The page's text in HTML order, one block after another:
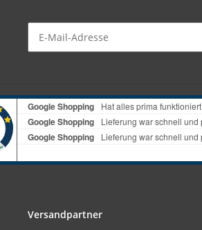
Versandpartner